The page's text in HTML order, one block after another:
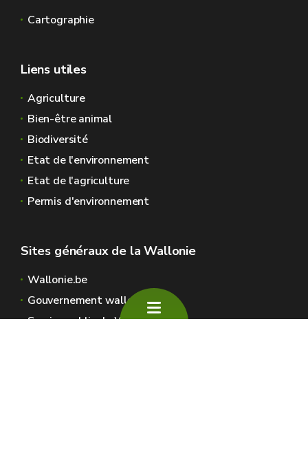
Cartographie
Liens utiles
Agriculture
Bien-être animal
Biodiversité
Etat de l'environnement
Etat de l'agriculture
Permis d'environnement
Sites généraux de la Wallonie
Wallonie.be
Gouvernement wallon
Service public de Wallonie